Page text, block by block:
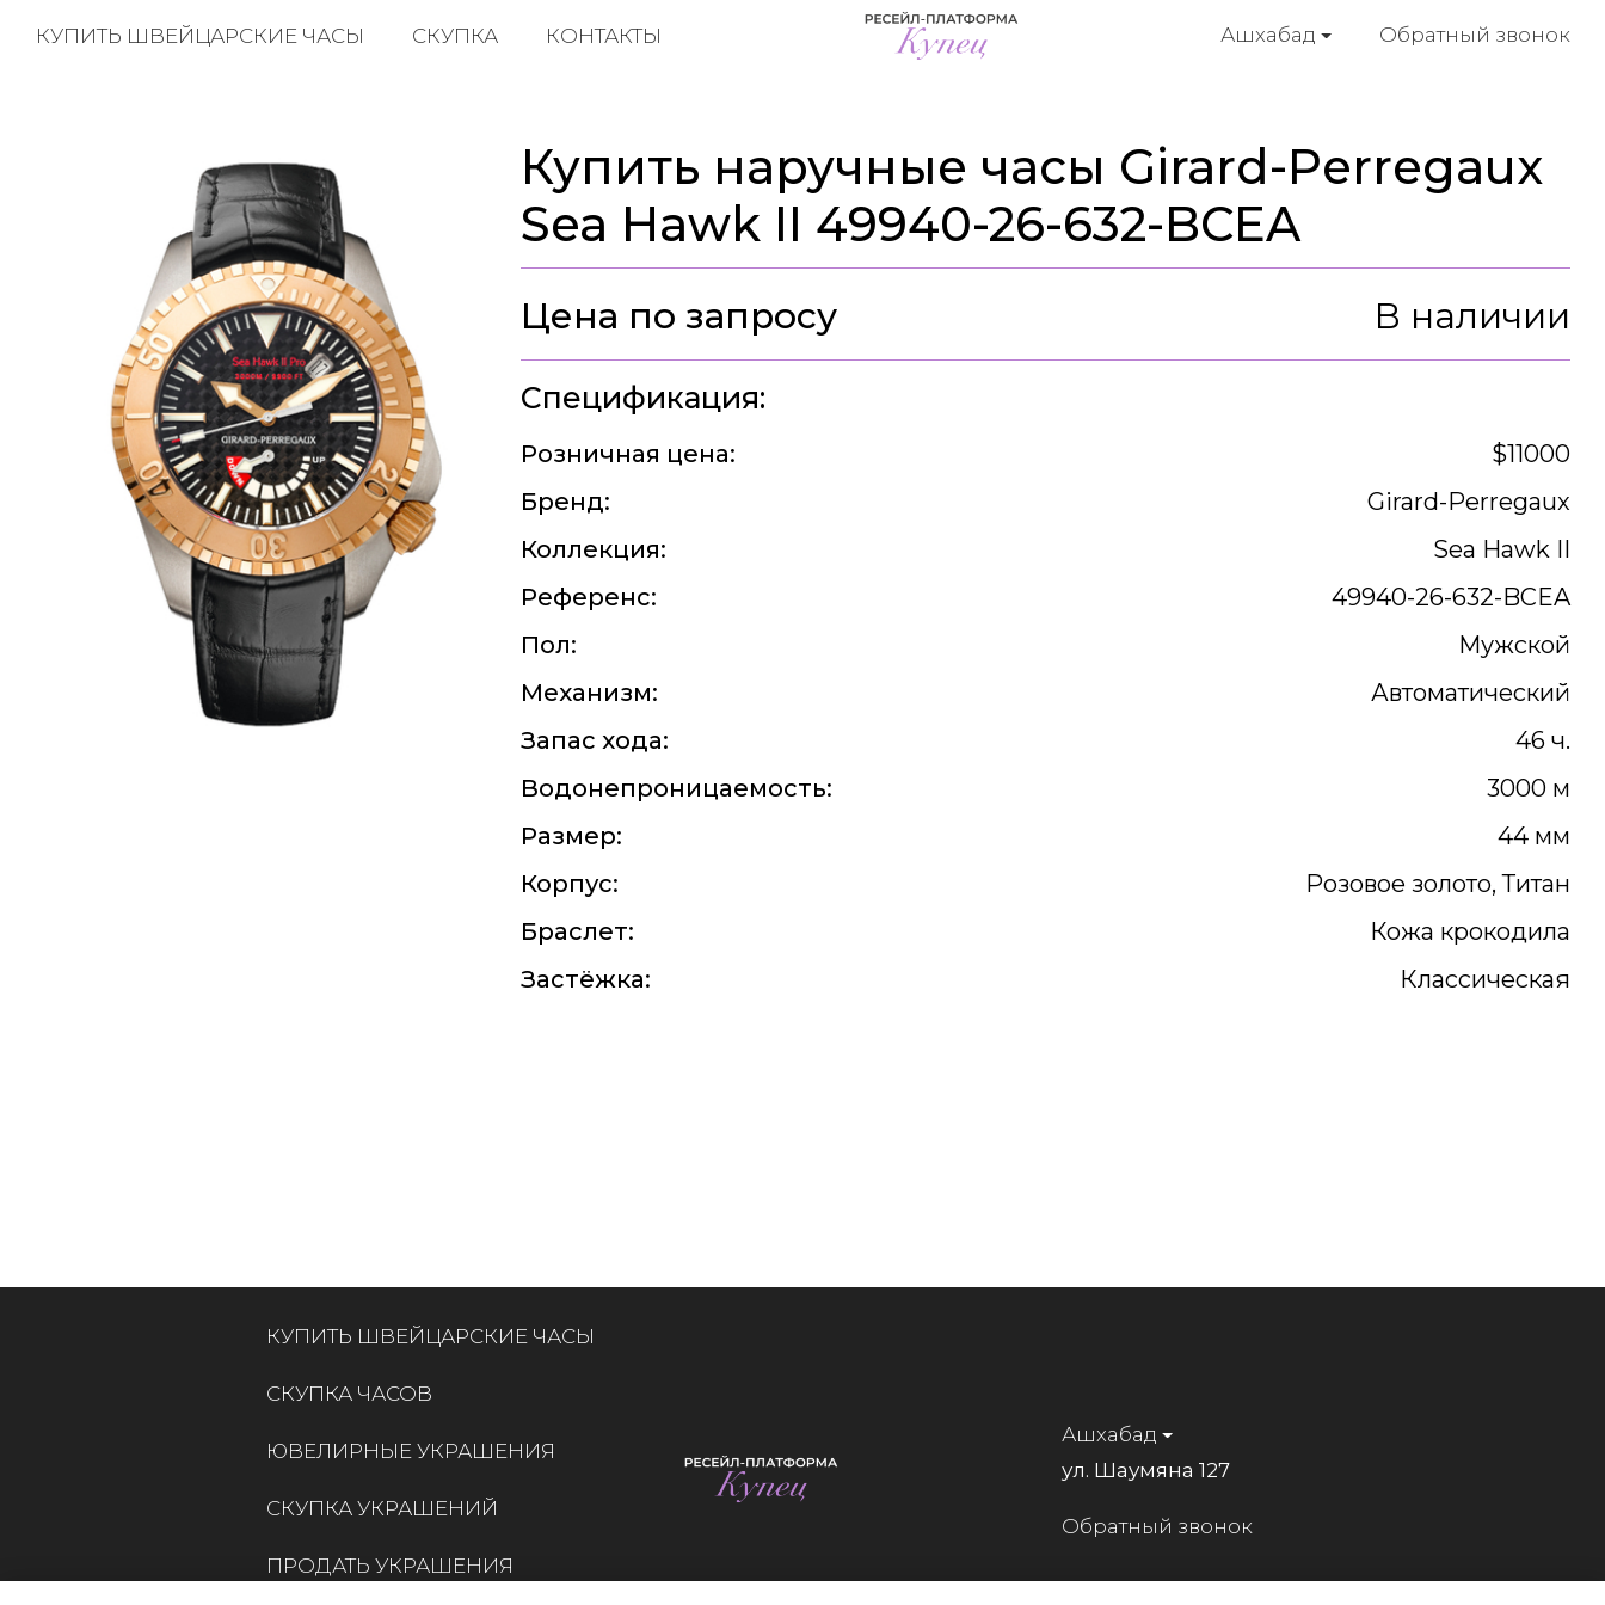
Ашхабад Обратный звонок
КУПИТЬ ШВЕЙЦАРСКИЕ ЧАСЫ СКУПКА КОНТАКТЫ
Купить наручные часы Girard-Perregaux
Sea Hawk II 49940-26-632-BCEA
Цена по запросу В наличии
Спецификация:
Розничная цена:
$11000
Бренд:
Girard-Perregaux
Коллекция:
Sea Hawk II
Референс:
49940-26-632-BCEA
Пол:
Мужской
Механизм:
Автоматический
Запас хода:
46 ч.
Водонепроницаемость:
3000 м
Размер:
44 мм
Корпус:
Розовое золото, Титан
Браслет:
Кожа крокодила
Застёжка:
Классическая
КУПИТЬ ШВЕЙЦАРСКИЕ ЧАСЫ
СКУПКА ЧАСОВ
ЮВЕЛИРНЫЕ УКРАШЕНИЯ
СКУПКА УКРАШЕНИЙ
ПРОДАТЬ УКРАШЕНИЯ
Ашхабад
ул. Шаумяна 127
Обратный звонок